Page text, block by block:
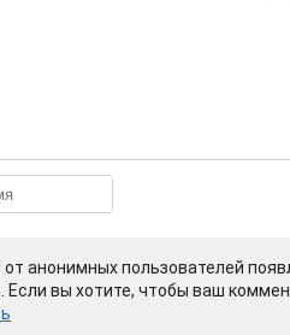
анонимных пользователей
вы хотите, чтобы ваш